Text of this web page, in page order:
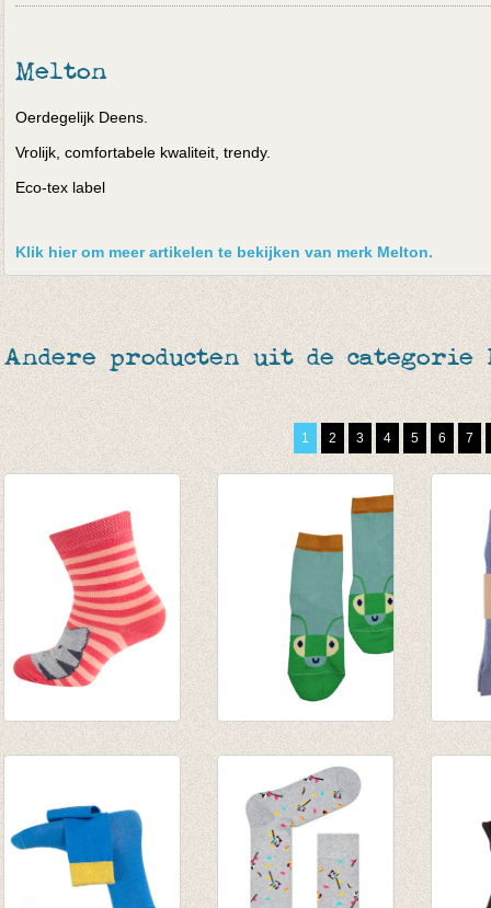
Melton
Oerdegelijk Deens.
Vrolijk, comfortabele kwaliteit, trendy.
Eco-tex label
Klik hier om meer artikelen te bekijken van merk Melton.
Andere producten uit de categorie
1 2 3 4 5 6 7
€ 2,47
€ 6,95